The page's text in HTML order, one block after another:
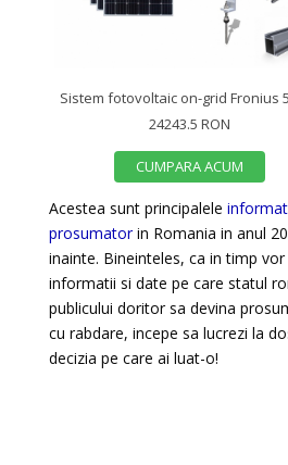
24243.5 RON
CUMPARA ACUM
Acestea sunt principalele
prosumatorin Romania in anul
inainte. Bineinteles, ca in timp
informatii si date pe care statul
publicului doritor sa devina
cu rabdare, incepe sa lucrezi la
decizia pe care ai luat-o!